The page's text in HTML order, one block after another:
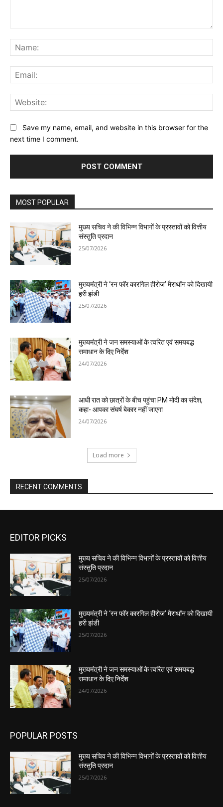
EDITOR PICKS
मुख्य सचिव ने की विभिन्न विभागों के प्रस्तावों को वित्तीय
संस्तुति प्रदान
25/07/2026
मुख्यमंत्री ने ‘रन फॉर कारगिल हीरोज’ मैराथॉन को दिखायी
हरी झंडी
25/07/2026
मुख्यमंत्री ने जन समस्याओं के त्वरित एवं समयबद्ध
समाधान के दिए निर्देश
24/07/2026
POPULAR POSTS
मुख्य सचिव ने की विभिन्न विभागों के प्रस्तावों को वित्तीय
संस्तुति प्रदान
25/07/2026